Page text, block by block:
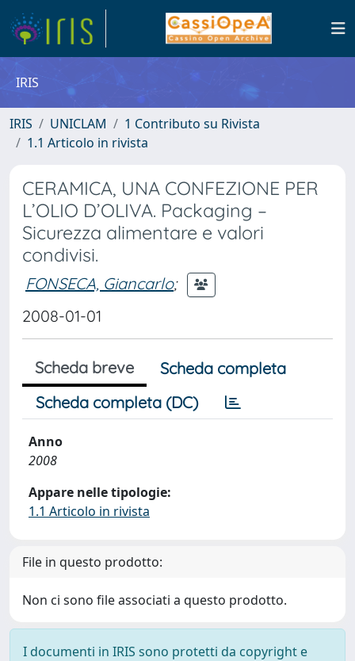
IRIS
IRIS UNICLAM
1 Contributo su Rivista
1.1 Articolo in rivista
CERAMICA, UNA CONFEZIONE PER
L’OLIO D’OLIVA. Packaging –
Sicurezza alimentare e valori
condivisi.
FONSECA, Giancarlo;
2008-01-01
Scheda breve
Scheda completa
Scheda completa (DC)
Anno
2008
Appare nelle tipologie:
1.1 Articolo in rivista
File in questo prodotto:
Non ci sono file associati a questo prodotto.
I documenti in IRIS sono protetti da copyright e